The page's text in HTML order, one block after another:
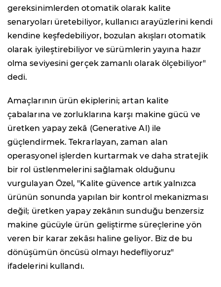
gereksinimlerden otomatik olarak kalite
senaryoları üretebiliyor, kullanıcı arayüzlerini kendi
kendine keşfedebiliyor, bozulan akışları otomatik
olarak iyileştirebiliyor ve sürümlerin yayına hazır
olma seviyesini gerçek zamanlı olarak ölçebiliyor"
dedi.
Amaçlarının ürün ekiplerini; artan kalite
çabalarına ve zorluklarına karşı makine gücü ve
üretken yapay zekâ (Generative AI) ile
güçlendirmek. Tekrarlayan, zaman alan
operasyonel işlerden kurtarmak ve daha stratejik
bir rol üstlenmelerini sağlamak olduğunu
vurgulayan Özel, "Kalite güvence artık yalnızca
ürünün sonunda yapılan bir kontrol mekanizması
değil; üretken yapay zekânın sunduğu benzersiz
makine gücüyle ürün geliştirme süreçlerine yön
veren bir karar zekâsı haline geliyor. Biz de bu
dönüşümün öncüsü olmayı hedefliyoruz"
ifadelerini kullandı.